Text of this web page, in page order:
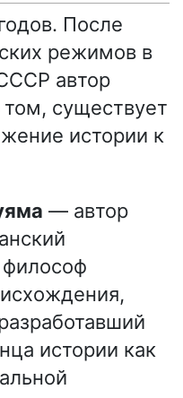
После
режимов в
автор
существует
истории к
— автор
истории как